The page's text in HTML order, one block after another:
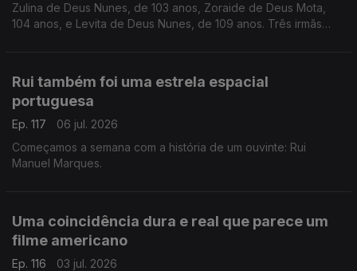
Zulina de Deus Nunes, de 103 anos, Zoraide de Deus Mota,
104 anos, e Levita de Deus Nunes, de 109 anos. Três irmãs
Rui também foi uma estrela espacial
portuguesa
Ep. 117
06 jul. 2026
Começamos a semana com a história de um ouvinte: Rui
Manuel Marques.
Uma coincidência dura e real que parece um
filme americano
Ep. 116
03 jul. 2026